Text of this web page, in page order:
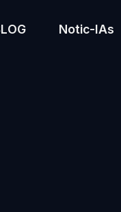
Notic-IAs